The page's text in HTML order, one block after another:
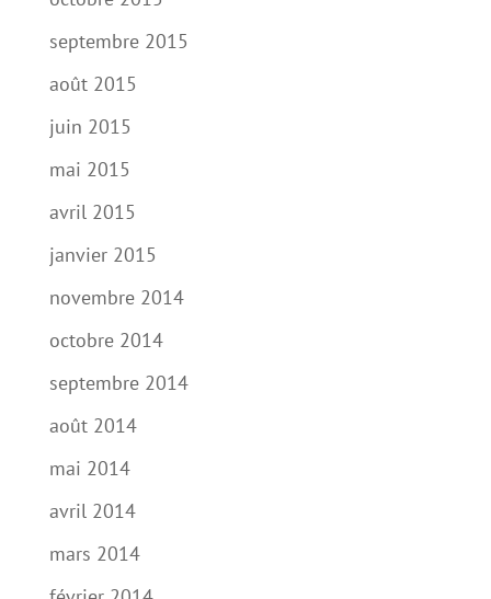
septembre 2015
août 2015
juin 2015
mai 2015
avril 2015
janvier 2015
novembre 2014
octobre 2014
septembre 2014
août 2014
mai 2014
avril 2014
mars 2014